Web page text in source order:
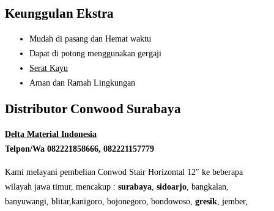
Keunggulan Ekstra
Mudah di pasang dan Hemat waktu
Dapat di potong menggunakan gergaji
Serat Kayu
Aman dan Ramah Lingkungan
Distributor Conwood Surabaya
Delta Material Indonesia
Telpon/Wa 082221858666, 082221157779
Kami melayani pembelian Conwod Stair Horizontal 12″ ke beberapa
wilayah jawa timur, mencakup : surabaya, sidoarjo, bangkalan,
banyuwangi, blitar,kanigoro, bojonegoro, bondowoso, gresik, jember,